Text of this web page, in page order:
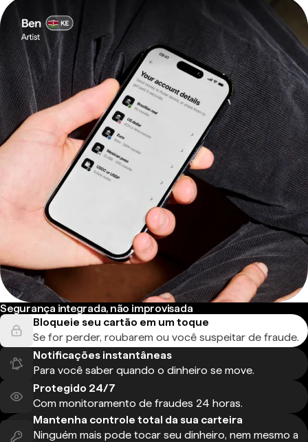
Segurança integrada, não improvisada
Bloqueie seu cartão em um toque
Se for perder, roubarem ou você suspeitar de fraude.
Notificações instantâneas
Para você saber quando o dinheiro se move.
Protegido 24/7
Com monitoramento de fraudes 24 horas.
Mantenha controle total da sua carteira
Ninguém mais pode tocar seu dinheiro, nem mesmo a